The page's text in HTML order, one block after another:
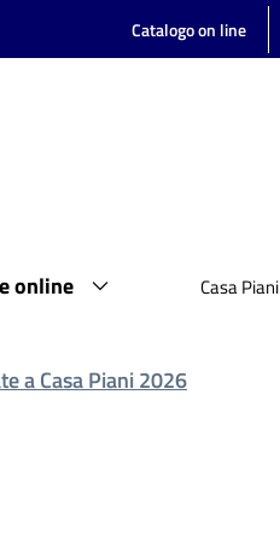
Catalogo on line
online Casa Piani
a Casa Piani 2026